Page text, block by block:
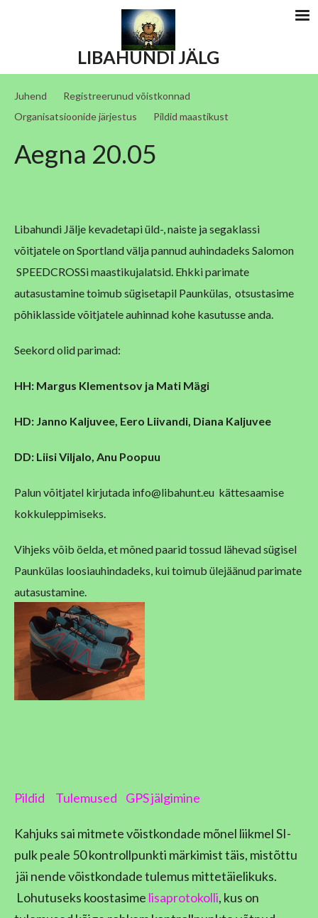
LIBAHUNDI JÄLG
Juhend
Registreerunud võistkonnad
Organisatsioonide järjestus
Pildid maastikust
Aegna 20.05
Libahundi Jälje kevadetapi üld-, naiste ja segaklassi
võitjatele on Sportland välja pannud auhindadeks Salomon
SPEEDCROSSi maastikujalatsid. Ehkki parimate
autasustamine toimub sügisetapil Paunkülas, otsustasime
põhiklasside võitjatele auhinnad kohe kasutusse anda.
Seekord olid parimad:
HH: Margus Klementsov ja Mati Mägi
HD: Janno Kaljuvee, Eero Liivandi, Diana Kaljuvee
DD: Liisi Viljalo, Anu Poopuu
Palun võitjatel kirjutada info@libahunt.eu kättesaamise
kokkuleppimiseks.
Vihjeks võib öelda, et mõned paarid tossud lähevad sügisel
Paunkülas loosiauhindadeks, kui toimub ülejäänud parimate
autasustamine.
Pildid Tulemused GPS jälgimine
Kahjuks sai mitmete võistkondade mõnel liikmel SI-
pulk peale 50 kontrollpunkti märkimist täis, mistõttu
jäi nende võistkondade tulemus mittetäielikuks.
Lohutuseks koostasime lisaprotokolli, kus on